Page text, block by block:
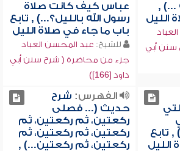
...) ,
الليل
أبي
عباس كيف كانت صلاة
رسول الله بالليل؟...) , تابع
باب ما جاء في صلاة الليل
للشيخ: عبد المحسن العباد
جزء من محاضرة ( شرح سنن أبي
داود [166])
تابع
الليل
الفهرس: شرح
حديث (... فصلى
ركعتين، ثم ركعتين، ثم
ركعتين، ثم ركعتين، ثم
ركعتين، ثم ركعتين...) ,